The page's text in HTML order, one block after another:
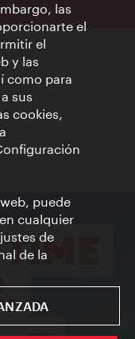
las
el
el
y las
como para
sus
cookies,
puede
cualquier
de
de la